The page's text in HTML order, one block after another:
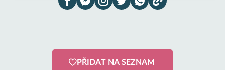
PŘIDAT NA SEZNAM